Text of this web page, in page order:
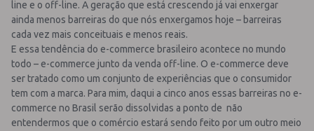
line e o off-line. A geração que está crescendo já vai enxergar
ainda menos barreiras do que nós enxergamos hoje – barreiras
cada vez mais conceituais e menos reais.
E essa tendência do e-commerce brasileiro acontece no mundo
todo – e-commerce junto da venda off-line. O e-commerce deve
ser tratado como um conjunto de experiências que o consumidor
tem com a marca. Para mim, daqui a cinco anos essas barreiras no e-
commerce no Brasil serão dissolvidas a ponto de não
entendermos que o comércio estará sendo feito por um outro meio